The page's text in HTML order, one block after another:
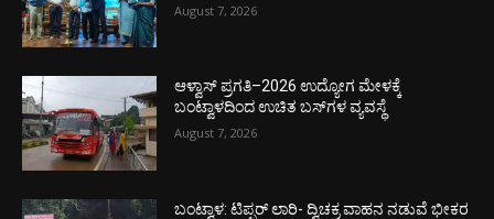
August 7, 2026
ಆಳ್ವಾಸ್ ಪ್ರಗತಿ–2026 ಉದ್ಯೋಗ ಮೇಳಕ್ಕೆ
ಬಂಟ್ವಾಳದಿಂದ ಉಚಿತ ಬಸ್‌ಗಳ ವ್ಯವಸ್ಥೆ
August 7, 2026
ಬಂಟ್ವಾಳ: ಟಿಪ್ಪರ್ ಲಾರಿ- ದ್ವಿಚಕ್ರ ವಾಹನ ನಡುವೆ ಭೀಕರ